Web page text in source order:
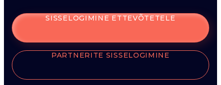
SISSELOGIMINE ETTEVÕTETELE
PARTNERITE SISSELOGIMINE